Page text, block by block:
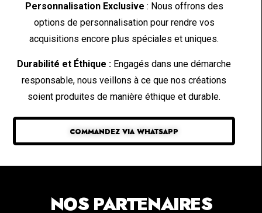
Personnalisation Exclusive : Nous offrons des
options de personnalisation pour rendre vos
acquisitions encore plus spéciales et uniques.
Durabilité et Éthique : Engagés dans une démarche
responsable, nous veillons à ce que nos créations
soient produites de manière éthique et durable.
COMMANDEZ VIA WHATSAPP
NOS PARTENAIRES